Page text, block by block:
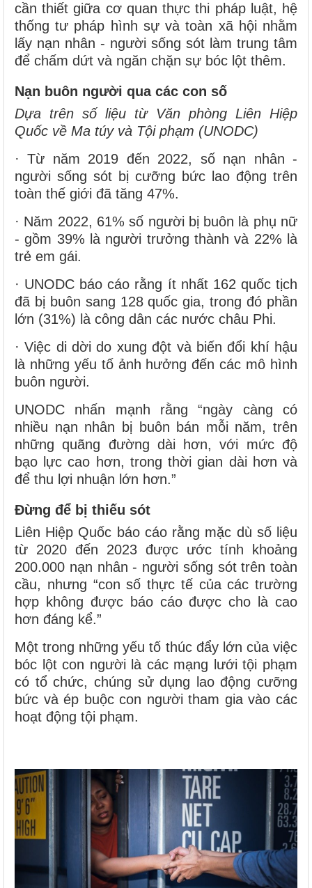
cần thiết giữa cơ quan thực thi pháp luật, hệ
thống tư pháp hình sự và toàn xã hội nhằm
lấy nạn nhân - người sống sót làm trung tâm
để chấm dứt và ngăn chặn sự bóc lột thêm.
Nạn buôn người qua các con số
Dựa trên số liệu từ Văn phòng Liên Hiệp
Quốc về Ma túy và Tội phạm (UNODC)
· Từ năm 2019 đến 2022, số nạn nhân -
người sống sót bị cưỡng bức lao động trên
toàn thế giới đã tăng 47%.
· Năm 2022, 61% số người bị buôn là phụ nữ
- gồm 39% là người trưởng thành và 22% là
trẻ em gái.
· UNODC báo cáo rằng ít nhất 162 quốc tịch
đã bị buôn sang 128 quốc gia, trong đó phần
lớn (31%) là công dân các nước châu Phi.
· Việc di dời do xung đột và biến đổi khí hậu
là những yếu tố ảnh hưởng đến các mô hình
buôn người.
UNODC nhấn mạnh rằng “ngày càng có
nhiều nạn nhân bị buôn bán mỗi năm, trên
những quãng đường dài hơn, với mức độ
bạo lực cao hơn, trong thời gian dài hơn và
để thu lợi nhuận lớn hơn.”
Đừng để bị thiếu sót
Liên Hiệp Quốc báo cáo rằng mặc dù số liệu
từ 2020 đến 2023 được ước tính khoảng
200.000 nạn nhân - người sống sót trên toàn
cầu, nhưng “con số thực tế của các trường
hợp không được báo cáo được cho là cao
hơn đáng kể.”
Một trong những yếu tố thúc đẩy lớn của việc
bóc lột con người là các mạng lưới tội phạm
có tổ chức, chúng sử dụng lao động cưỡng
bức và ép buộc con người tham gia vào các
hoạt động tội phạm.